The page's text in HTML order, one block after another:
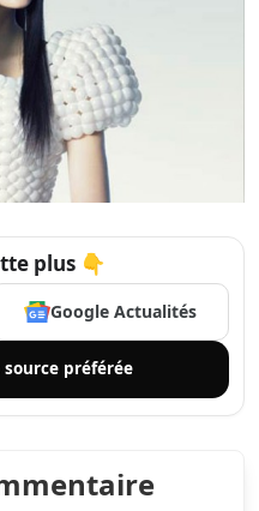
plus 👇
Google Actualités
source préférée